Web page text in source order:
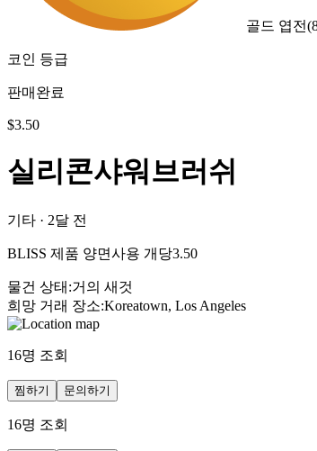
골드 엽전(
코인 등급
판매완료
$3.50
실리콘샤워브러쉬
기타 · 2달 전
BLISS 제품 양면사용 개당3.50
물건 상태 :거의 새것
희망 거래 장소:Koreatown, Los Angeles
16명 조회
찜하기 문의하기
16명 조회